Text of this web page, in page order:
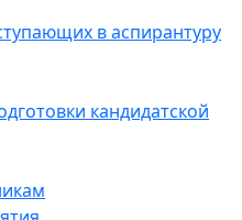
в аспирантуру
кандидатской